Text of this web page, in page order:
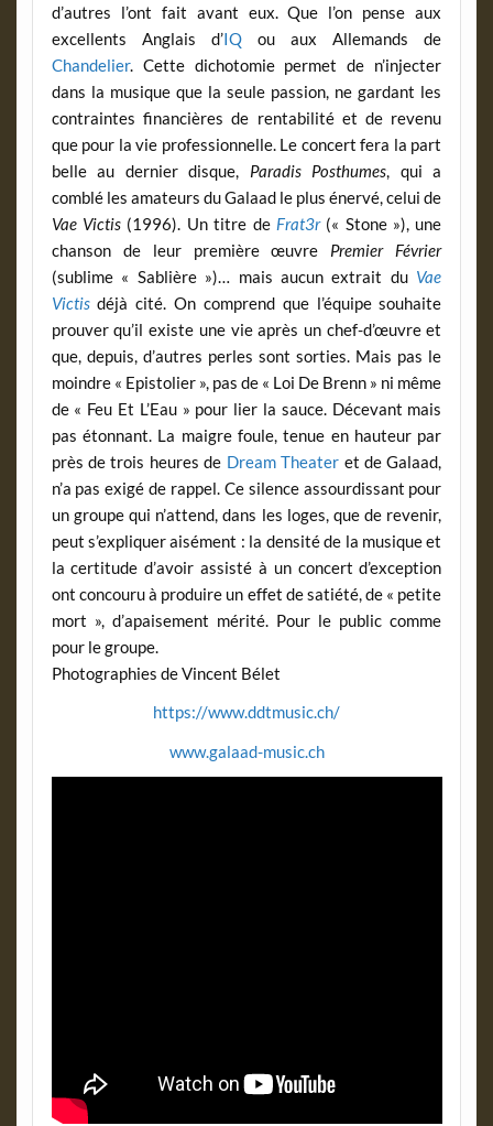
d’autres l’ont fait avant eux. Que l’on pense aux
excellents Anglais d’IQou aux Allemands de
Chandelier. Cette dichotomie permet de n’injecter
dans la musique que la seule passion, ne gardant les
contraintes financières de rentabilité et de revenu
que pour la vie professionnelle. Le concert fera la part
belle au dernier disque, Paradis Posthumes, qui a
comblé les amateurs du Galaad le plus énervé, celui de
Vae Victis(1996). Un titre de Frat3r(« Stone »), une
chanson de leur première œuvre Premier Février
(sublime « Sablière »)… mais aucun extrait du Vae
Victisdéjà cité. On comprend que l’équipe souhaite
prouver qu’il existe une vie après un chef-d’œuvre et
que, depuis, d’autres perles sont sorties. Mais pas le
moindre « Epistolier », pas de « Loi De Brenn » ni même
de « Feu Et L’Eau » pour lier la sauce. Décevant mais
pas étonnant. La maigre foule, tenue en hauteur par
près de trois heures de Dream Theater et de Galaad,
n’a pas exigé de rappel. Ce silence assourdissant pour
un groupe qui n’attend, dans les loges, que de revenir,
peut s’expliquer aisément : la densité de la musique et
la certitude d’avoir assisté à un concert d’exception
ont concouru à produire un effet de satiété, de « petite
mort », d’apaisement mérité. Pour le public comme
pour le groupe.
Photographies de Vincent Bélet
https://www.ddtmusic.ch/
www.galaad-music.ch